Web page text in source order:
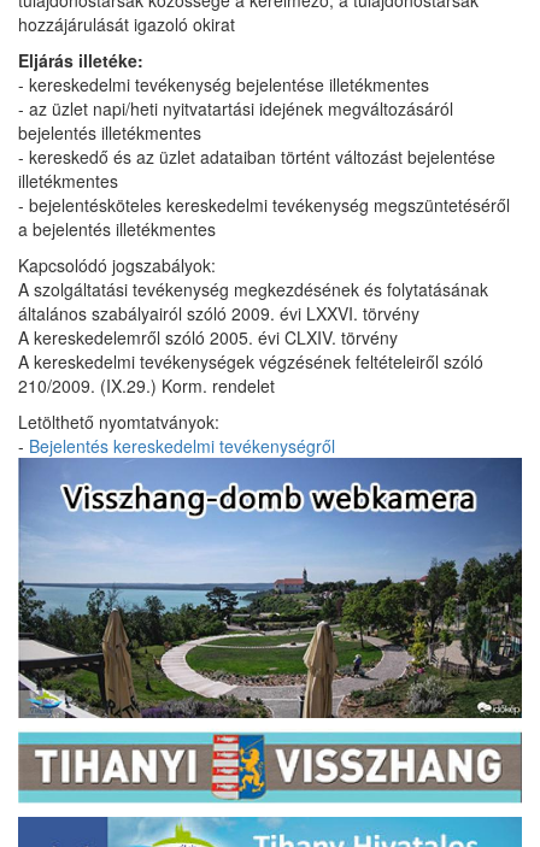
hozzájárulását igazoló okirat
Eljárás illetéke:
- kereskedelmi tevékenység bejelentése illetékmentes
- az üzlet napi/heti nyitvatartási idejének megváltozásáról
bejelentés illetékmentes
- kereskedő és az üzlet adataiban történt változást bejelentése
illetékmentes
- bejelentésköteles kereskedelmi tevékenység megszüntetéséről
a bejelentés illetékmentes
Kapcsolódó jogszabályok:
A szolgáltatási tevékenység megkezdésének és folytatásának
általános szabályairól szóló 2009. évi LXXVI. törvény
A kereskedelemről szóló 2005. évi CLXIV. törvény
A kereskedelmi tevékenységek végzésének feltételeiről szóló
210/2009. (IX.29.) Korm. rendelet
Letölthető nyomtatványok:
- Bejelentés kereskedelmi tevékenységről